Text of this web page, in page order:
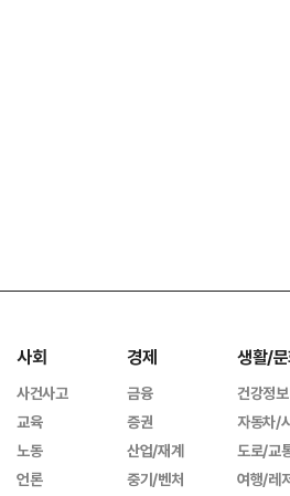
사회
사건사고
교육
노동
언론
경제
금융
증권
산업/재계
중기/벤처
생활/
건강정보
자동차/
도로/교
여행/레